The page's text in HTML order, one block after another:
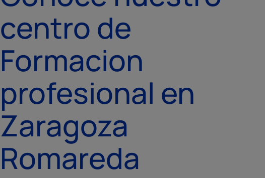
centro de
Formacion
profesional en
Zaragoza
Romareda